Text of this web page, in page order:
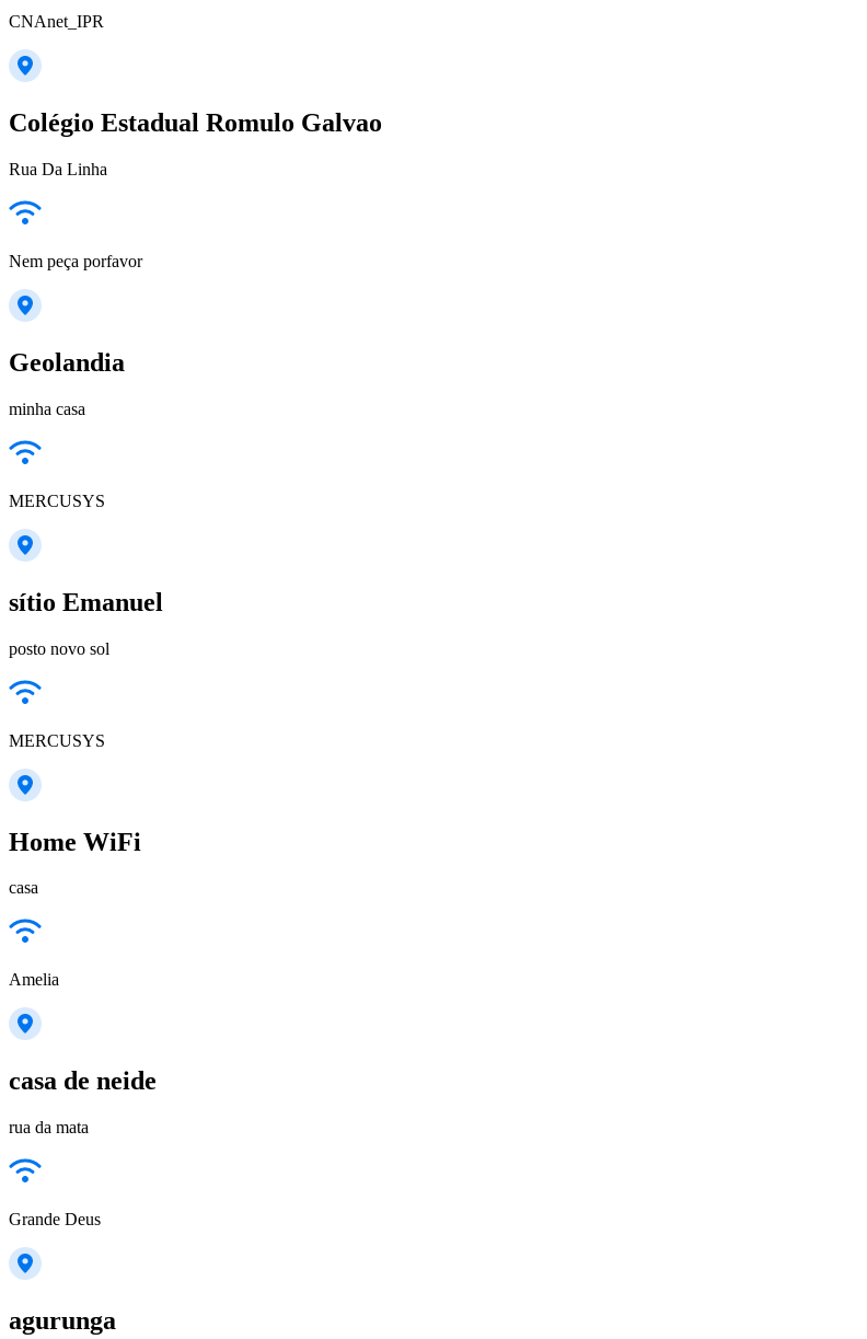
CNAnet_IPR
Colégio Estadual Romulo Galvao
Rua Da Linha
Nem peça porfavor
Geolandia
minha casa
MERCUSYS
sítio Emanuel
posto novo sol
MERCUSYS
Home WiFi
casa
Amelia
casa de neide
rua da mata
Grande Deus
agurunga